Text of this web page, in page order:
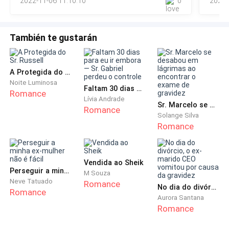
— Georgia, o que você está fazendo aí em cima? —
da vida.
Abri a porta do quarto e desci as escadas que dava
para a sala de estar. Nossa casa era mais ou menos
grande. Tinha cinco quartos, mais a sala de estar,
cozinha e sala de jantar. A decoração da festa de
aniversário da minha irmã ainda estava em algumas
Eu era quase a filha mais nova, dos quatro filhos que a
minha mãe e o meu pai tinham. Minha irmã caçula era
a Emilly, que tinha treze anos. Depois, eu. Depois meu
irmão Matheus, que tinha dezenove anos e fazia
faculdade de medicina, e meu último irmão, Josh, de
También te gustarán
A Protegida do Sr. Russell
Noite Luminosa
Romance Faltam 30 dias para eu ir embora — Sr. Gabriel perdeu o controle
Lívia Andrade
Romance Sr. Marcelo se desabou em lágrimas ao encontrar o exame de gravidez
Solange Silva
Romance
Perseguir a minha ex-mulher não é fácil
Neve Tatuado
Romance
Vendida ao Sheik
M Souza
Romance No dia do divórcio, o ex-marido CEO vomitou por causa da gravidez
Aurora Santana
Romance